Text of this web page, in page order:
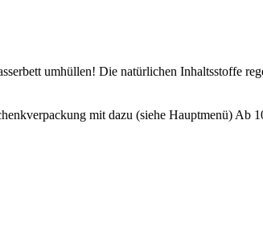
umhüllen! Die natürlichen Inhaltsstoffe
mit dazu (siehe Hauptmenü) Ab